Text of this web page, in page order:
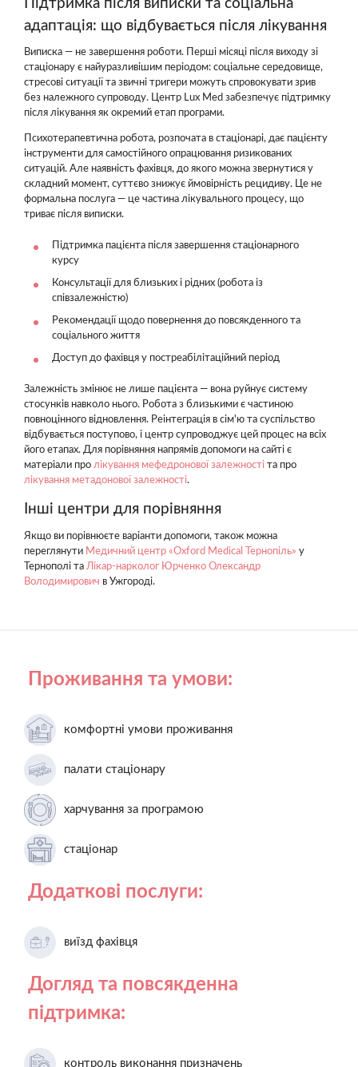
Підтримка після виписки та соціальна
адаптація: що відбувається після лікування
Виписка — не завершення роботи. Перші місяці після виходу зі
стаціонару є найуразливішим періодом: соціальне середовище,
стресові ситуації та звичні тригери можуть спровокувати зрив
без належного супроводу. Центр Lux Med забезпечує підтримку
після лікування як окремий етап програми.
Психотерапевтична робота, розпочата в стаціонарі, дає пацієнту
інструменти для самостійного опрацювання ризикованих
ситуацій. Але наявність фахівця, до якого можна звернутися у
складний момент, суттєво знижує ймовірність рецидиву. Це не
формальна послуга — це частина лікувального процесу, що
триває після виписки.
Підтримка пацієнта після завершення стаціонарного
курсу
Консультації для близьких і рідних (робота із
співзалежністю)
Рекомендації щодо повернення до повсякденного та
соціального життя
Доступ до фахівця у постреабілітаційний період
Залежність змінює не лише пацієнта — вона руйнує систему
стосунків навколо нього. Робота з близькими є частиною
повноцінного відновлення. Реінтеграція в сім'ю та суспільство
відбувається поступово, і центр супроводжує цей процес на всіх
його етапах. Для порівняння напрямів допомоги на сайті є
матеріали про лікування мефедронової залежності та про
лікування метадонової залежності.
Інші центри для порівняння
Якщо ви порівнюєте варіанти допомоги, також можна
переглянути Медичний центр «Oxford Medical Тернопіль» у
Тернополі та Лікар-нарколог Юрченко Олександр
Володимирович в Ужгороді.
Проживання та умови:
комфортні умови проживання
палати стаціонару
харчування за програмою
стаціонар
Додаткові послуги:
виїзд фахівця
Догляд та повсякденна
підтримка:
контроль виконання призначень